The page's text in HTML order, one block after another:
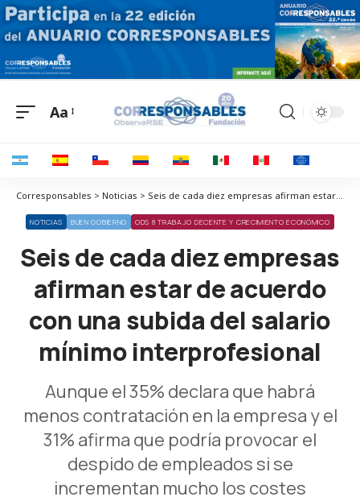
Aa
Corresponsables > Noticias > Seis de cada diez empresas afirman estar de acuerdo con una subida del salario mínimo interprofesional
NOTICIAS BUEN GOBIERNO ODS 8 TRABAJO DECENTE Y CRECIMIENTO ECONÓMICO
Seis de cada diez empresas
afirman estar de acuerdo
con una subida del salario
mínimo interprofesional
Aunque el 35% declara que habrá
menos contratación en la empresa y el
31% afirma que podría provocar el
despido de empleados si se
incrementan mucho los costes